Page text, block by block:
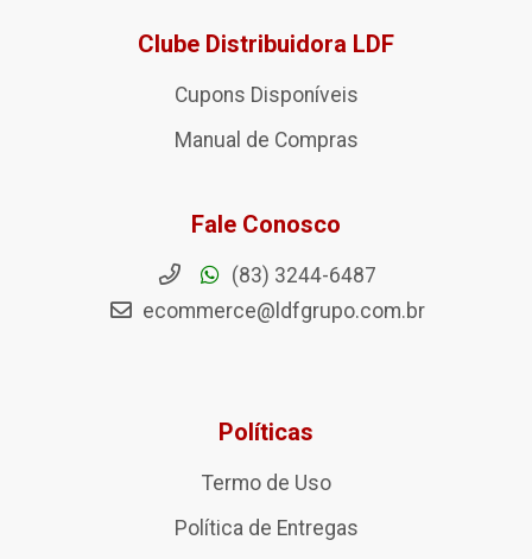
Clube Distribuidora LDF
Cupons Disponíveis
Manual de Compras
Fale Conosco
(83) 3244-6487
ecommerce@ldfgrupo.com.br
Políticas
Termo de Uso
Política de Entregas